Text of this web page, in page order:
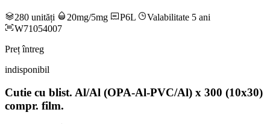
280 unități 20mg/5mg P6L
Valabilitate 5 ani
W71054007
Preț întreg
indisponibil
Cutie cu blist. Al/Al (OPA-Al-PVC/Al) x 300 (10x30)
compr. film.